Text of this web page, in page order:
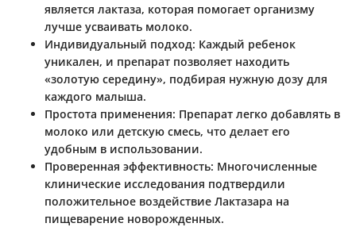
является лактаза, которая помогает организму
лучше усваивать молоко.
Индивидуальный подход: Каждый ребенок
уникален, и препарат позволяет находить
«золотую середину», подбирая нужную дозу для
каждого малыша.
Простота применения: Препарат легко добавлять в
молоко или детскую смесь, что делает его
удобным в использовании.
Проверенная эффективность: Многочисленные
клинические исследования подтвердили
положительное воздействие Лактазара на
пищеварение новорожденных.